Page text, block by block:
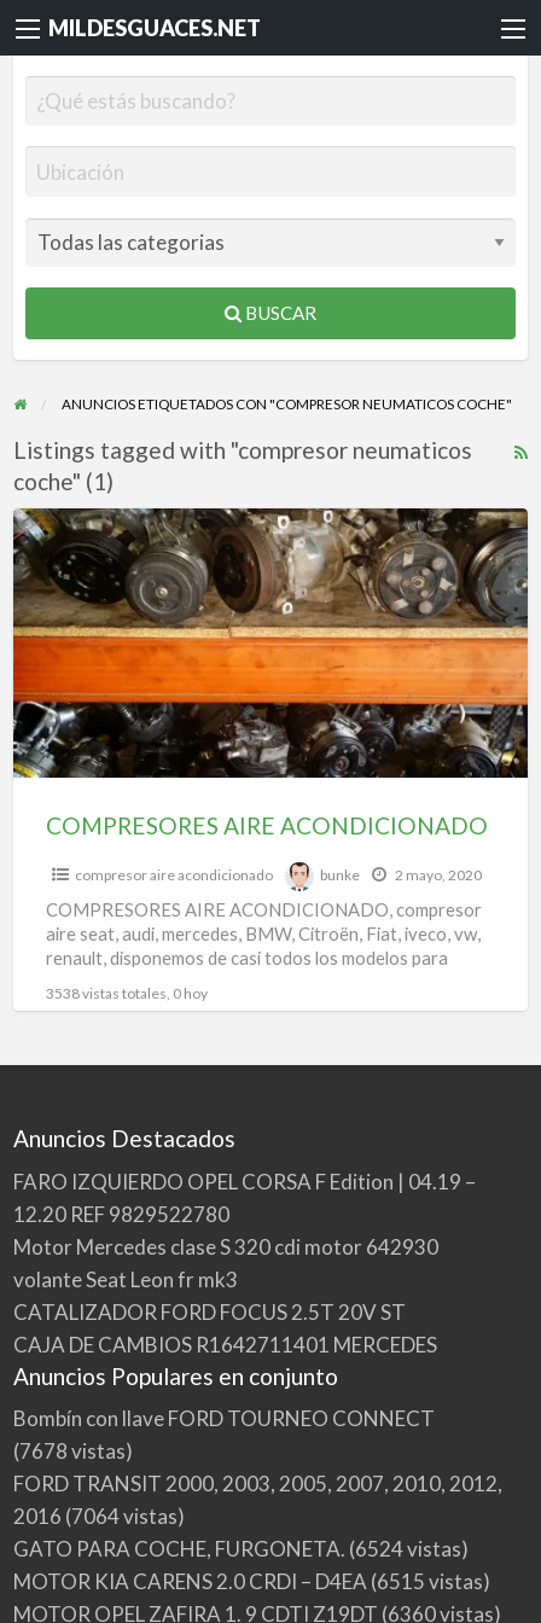
MILDESGUACES.NET
BUSCAR
ANUNCIOS ETIQUETADOS CON "COMPRESOR NEUMATICOS COCHE"
Listings tagged with "compresor neumaticos
coche" (1)
COMPRESORES
AIRE
ACONDICIONADO
COMPRESORES AIRE ACONDICIONADO
compresor aire acondicionado bunke 2 mayo, 2020
COMPRESORES AIRE ACONDICIONADO, compresor
aire seat, audi, mercedes, BMW, Citroën, Fiat, iveco, vw,
renault, disponemos de casi todos los modelos para
3538 vistas totales, 0 hoy
Anuncios Destacados
FARO IZQUIERDO OPEL CORSA F Edition | 04.19 –
12.20 REF 9829522780
Motor Mercedes clase S 320 cdi motor 642930
volante Seat Leon fr mk3
CATALIZADOR FORD FOCUS 2.5T 20V ST
CAJA DE CAMBIOS R1642711401 MERCEDES
Anuncios Populares en conjunto
Bombín con llave FORD TOURNEO CONNECT
(7678 vistas)
FORD TRANSIT 2000, 2003, 2005, 2007, 2010, 2012,
2016 (7064 vistas)
GATO PARA COCHE, FURGONETA. (6524 vistas)
MOTOR KIA CARENS 2.0 CRDI – D4EA (6515 vistas)
MOTOR OPEL ZAFIRA 1. 9 CDTI Z19DT (6360 vistas)